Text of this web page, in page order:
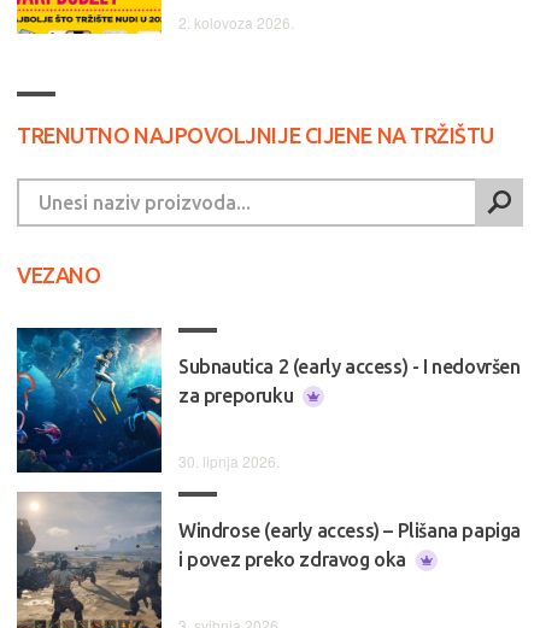
2. kolovoza 2026.
TRENUTNO NAJPOVOLJNIJE CIJENE NA TRŽIŠTU
VEZANO
Subnautica 2 (early access) - I nedovršen
za preporuku
30. lipnja 2026.
Windrose (early access) – Plišana papiga
i povez preko zdravog oka